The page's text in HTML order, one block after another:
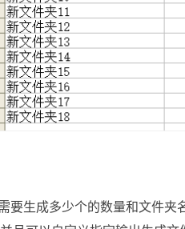
生成多少个的数量和文件夹